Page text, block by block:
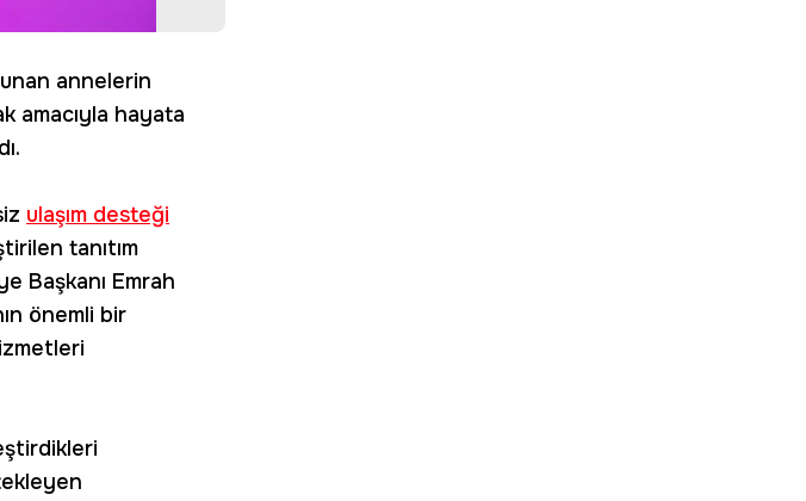
annelerin
amacıyla hayata
ulaşım desteği
tanıtım
Başkanı Emrah
önemli bir